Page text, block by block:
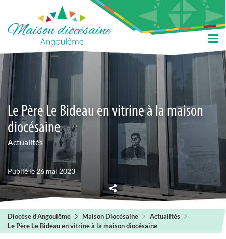
Le Père Le Bideau en vitrine à la maison
diocésaine
Actualités
Publié le 26 mai 2023
Diocèse d'Angoulême Maison Diocésaine
Actualités
Le Père Le Bideau en vitrine à la maison diocésaine